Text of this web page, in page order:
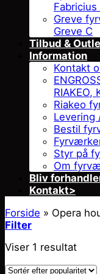
Greve
Greve C
Tilbud &
Information
Kontakt
RIAKEO,
Riakeo
Bestil
Styr på
Om
Bliv
Kontakt>
Forside » Opera
Filter
Viser 1 resultat